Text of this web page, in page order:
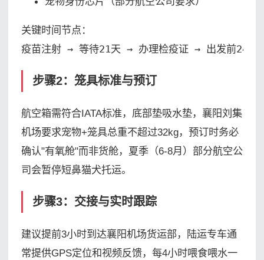
关键时间节点：
疫苗注射 → 等待21天 → 办理检疫证 → 出发前24小
步骤2：笼具标准与预订
航空箱需符合IATA标准，底部垫吸水垫，襄阳刘集
机场要求宠物+笼具总重不超过32kg，预订时务必
确认"有氧舱"而非货舱，夏季（6-8月）部分航空公
司会暂停短鼻猫犬托运。
步骤3：交接与实时跟踪
建议提前3小时到达襄阳机场货运部，陆运专车通
常提供GPS定位和视频反馈，每4小时喂食喂水一